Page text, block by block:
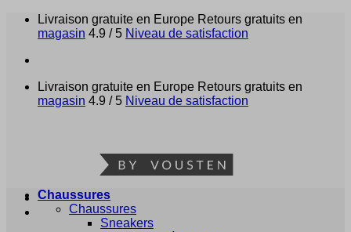
PasserLivraison gratuite en Europe Retours gratuits en
magasin 4.9 / 5 Niveau de satisfaction
Livraison gratuite en Europe Retours gratuits en
magasin 4.9 / 5 Niveau de satisfaction
Chaussures
Chaussures
Sneakers